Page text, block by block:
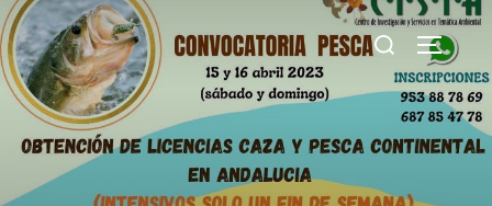
Saltar
al
contenido
Buscar: